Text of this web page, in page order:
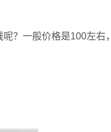
一般价格是100左右，